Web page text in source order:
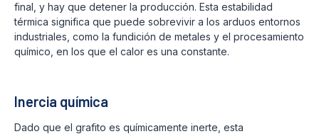
final, y hay que detener la producción. Esta estabilidad
térmica significa que puede sobrevivir a los arduos entornos
industriales, como la fundición de metales y el procesamiento
químico, en los que el calor es una constante.
Inercia química
Dado que el grafito es químicamente inerte, esta